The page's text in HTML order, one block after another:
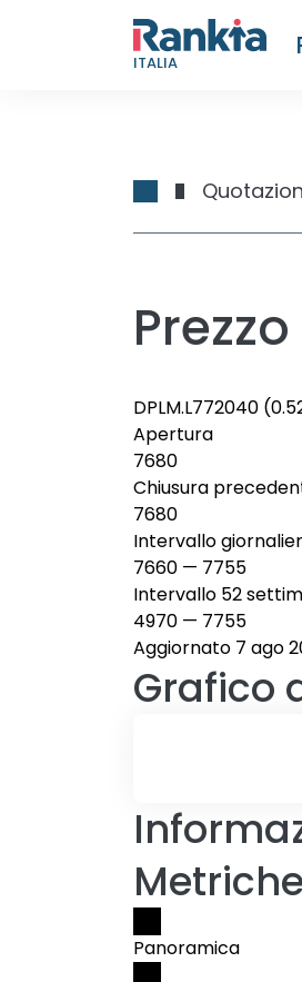
ITALIA
DPLM.L772040
Apertura
7680
Chiusura
7680
Intervallo
7660 — 7755
Intervallo 52
4970 — 7755
Aggiornato 7 ago
Grafico
Panoramica